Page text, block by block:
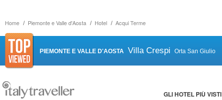
Home Piemonte e Valle d'Aosta Hotel Acqui Terme
PIEMONTE E VALLE D'AOSTA Villa Crespi Orta San Giulio
GLI HOTEL PIÙ VISTI